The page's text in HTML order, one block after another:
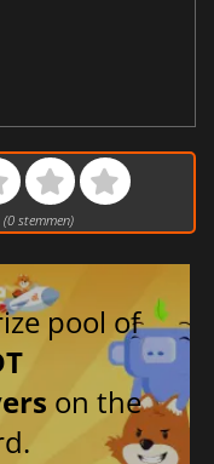
(0stemmen)
pool of
on the